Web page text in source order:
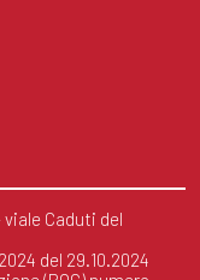
viale Caduti del
del 29.10.2024